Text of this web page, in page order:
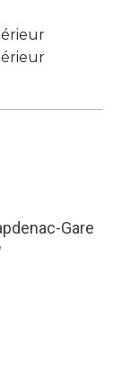
Gare